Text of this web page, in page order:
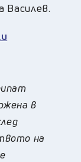
Василев.
в
на